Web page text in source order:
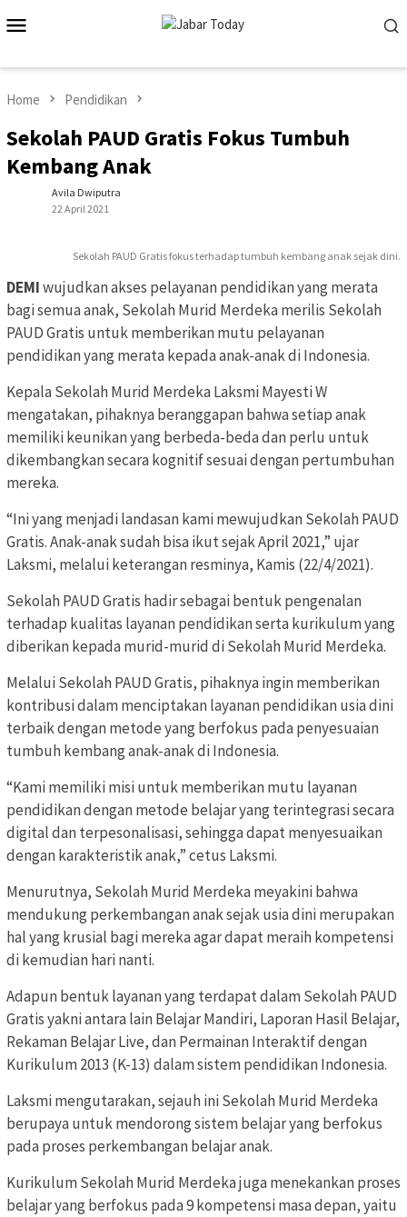
to
Home Pendidikan
Sekolah PAUD Gratis Fokus Tumbuh
Kembang Anak
Avila Dwiputra
22 April 2021
Sekolah PAUD Gratis fokus terhadap tumbuh kembang anak sejak dini.
DEMIwujudkan akses pelayanan pendidikan yang merata
bagi semua anak, Sekolah Murid Merdeka merilis Sekolah
PAUD Gratis untuk memberikan mutu pelayanan
pendidikan yang merata kepada anak-anak di Indonesia.
Kepala Sekolah Murid Merdeka Laksmi Mayesti W
mengatakan, pihaknya beranggapan bahwa setiap anak
memiliki keunikan yang berbeda-beda dan perlu untuk
dikembangkan secara kognitif sesuai dengan pertumbuhan
mereka.
“Ini yang menjadi landasan kami mewujudkan Sekolah PAUD
Gratis. Anak-anak sudah bisa ikut sejak April 2021,” ujar
Laksmi, melalui keterangan resminya, Kamis (22/4/2021).
Sekolah PAUD Gratis hadir sebagai bentuk pengenalan
terhadap kualitas layanan pendidikan serta kurikulum yang
diberikan kepada murid-murid di Sekolah Murid Merdeka.
Melalui Sekolah PAUD Gratis, pihaknya ingin memberikan
kontribusi dalam menciptakan layanan pendidikan usia dini
terbaik dengan metode yang berfokus pada penyesuaian
tumbuh kembang anak-anak di Indonesia.
“Kami memiliki misi untuk memberikan mutu layanan
pendidikan dengan metode belajar yang terintegrasi secara
digital dan terpesonalisasi, sehingga dapat menyesuaikan
dengan karakteristik anak,” cetus Laksmi.
Menurutnya, Sekolah Murid Merdeka meyakini bahwa
mendukung perkembangan anak sejak usia dini merupakan
hal yang krusial bagi mereka agar dapat meraih kompetensi
di kemudian hari nanti.
Adapun bentuk layanan yang terdapat dalam Sekolah PAUD
Gratis yakni antara lain Belajar Mandiri, Laporan Hasil Belajar,
Rekaman Belajar Live, dan Permainan Interaktif dengan
Kurikulum 2013 (K-13) dalam sistem pendidikan Indonesia.
Laksmi mengutarakan, sejauh ini Sekolah Murid Merdeka
berupaya untuk mendorong sistem belajar yang berfokus
pada proses perkembangan belajar anak.
Kurikulum Sekolah Murid Merdeka juga menekankan proses
belajar yang berfokus pada 9 kompetensi masa depan, yaitu